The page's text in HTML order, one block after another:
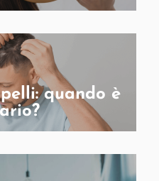
quando è